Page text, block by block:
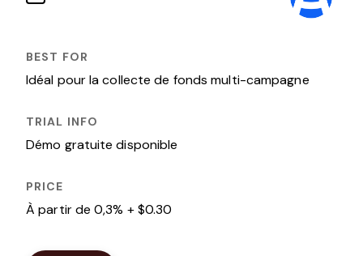
Idéal pour la collecte de fonds multi-campagne
Démo gratuite disponible
À partir de 0,3% + $0.30